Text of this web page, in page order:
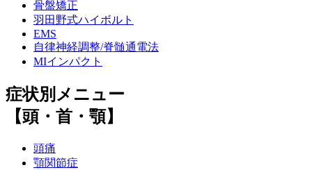
骨盤矯正
羽田野式ハイボルト
EMS
自律神経調整/脊髄通電法
MIインパクト
症状別メニュー
【頭・首・顎】
頭痛
顎関節症